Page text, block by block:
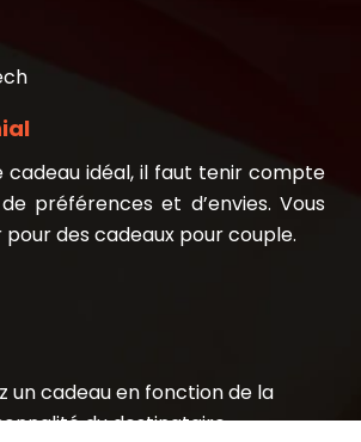
cadeau idéal, il faut tenir compte
préférences et d’envies. Vous
des cadeaux pour couple.
un cadeau en fonction de la
du destinataire